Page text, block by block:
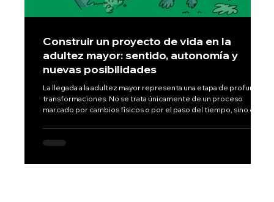
Construir un proyecto de vida en la
adultez mayor: sentido, autonomía y
nuevas posibilidades
La llegada a la adultez mayor representa una etapa de profundas
transformaciones. No se trata únicamente de un proceso
marcado por cambios físicos o por el paso del tiempo, sino de un
preguntas: ¿hacia dónde quiero dirigir mi vida?, ¿qué quiero
hacer con mi tiempo?, ¿qué sentido tiene esta nueva etapa?